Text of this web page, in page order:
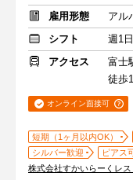
雇用形態
アル
シフト
週1
アクセス
富士
徒歩
オンライン面接可
短期（1ヶ月以内OK）
シルバー歓迎
ピアス
株式会社すかいらーくレ